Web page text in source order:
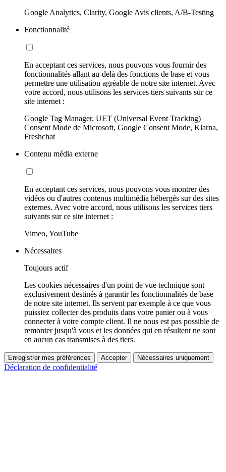
Google Analytics, Clarity, Google Avis clients, A/B-Testing
Fonctionnalité
En acceptant ces services, nous pouvons vous fournir des
fonctionnalités allant au-delà des fonctions de base et vous
permettre une utilisation agréable de notre site internet. Avec
votre accord, nous utilisons les services tiers suivants sur ce
site internet :
Google Tag Manager, UET (Universal Event Tracking)
Consent Mode de Microsoft, Google Consent Mode, Klarna,
Freshchat
Contenu média externe
En acceptant ces services, nous pouvons vous montrer des
vidéos ou d'autres contenus multimédia hébergés sur des sites
externes. Avec votre accord, nous utilisons les services tiers
suivants sur ce site internet :
Vimeo, YouTube
Nécessaires
Toujours actif
Les cookies nécessaires d'un point de vue technique sont
exclusivement destinés à garantir les fonctionnalités de base
de notre site internet. Ils servent par exemple à ce que vous
puissiez collecter des produits dans votre panier ou à vous
connecter à votre compte client. Il ne nous est pas possible de
remonter jusqu'à vous et les données qui en résultent ne sont
en aucun cas transmises à des tiers.
Enregistrer mes préférences Accepter Nécessaires uniquement
Déclaration de confidentialité